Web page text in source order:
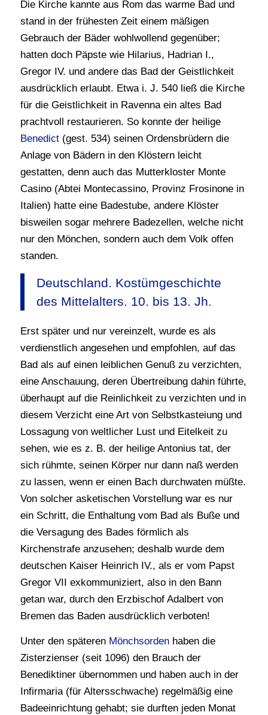
Die Kirche kannte aus Rom das warme Bad und
stand in der frühesten Zeit einem mäßigen
Gebrauch der Bäder wohlwollend gegenüber;
hatten doch Päpste wie Hilarius, Hadrian I.,
Gregor IV. und andere das Bad der Geistlichkeit
ausdrücklich erlaubt. Etwa i. J. 540 ließ die Kirche
für die Geistlichkeit in Ravenna ein altes Bad
prachtvoll restaurieren. So konnte der heilige
Benedict(gest. 534) seinen Ordensbrüdern die
Anlage von Bädern in den Klöstern leicht
gestatten, denn auch das Mutterkloster Monte
Casino (Abtei Montecassino, Provinz Frosinone in
Italien) hatte eine Badestube, andere Klöster
bisweilen sogar mehrere Badezellen, welche nicht
nur den Mönchen, sondern auch dem Volk offen
standen.
Deutschland. Kostümgeschichte
des Mittelalters. 10. bis 13. Jh.
Erst später und nur vereinzelt, wurde es als
verdienstlich angesehen und empfohlen, auf das
Bad als auf einen leiblichen Genuß zu verzichten,
eine Anschauung, deren Übertreibung dahin führte,
überhaupt auf die Reinlichkeit zu verzichten und in
diesem Verzicht eine Art von Selbstkasteiung und
Lossagung von weltlicher Lust und Eitelkeit zu
sehen, wie es z. B. der heilige Antonius tat, der
sich rühmte, seinen Körper nur dann naß werden
zu lassen, wenn er einen Bach durchwaten müßte.
Von solcher asketischen Vorstellung war es nur
ein Schritt, die Enthaltung vom Bad als Buße und
die Versagung des Bades förmlich als
Kirchenstrafe anzusehen; deshalb wurde dem
deutschen Kaiser Heinrich IV., als er vom Papst
Gregor VII exkommuniziert, also in den Bann
getan war, durch den Erzbischof Adalbert von
Bremen das Baden ausdrücklich verboten!
Unter den späteren Mönchsordenhaben die
Zisterzienser (seit 1096) den Brauch der
Benediktiner übernommen und haben auch in der
Infirmaria (für Altersschwache) regelmäßig eine
Badeeinrichtung gehabt; sie durften jeden Monat